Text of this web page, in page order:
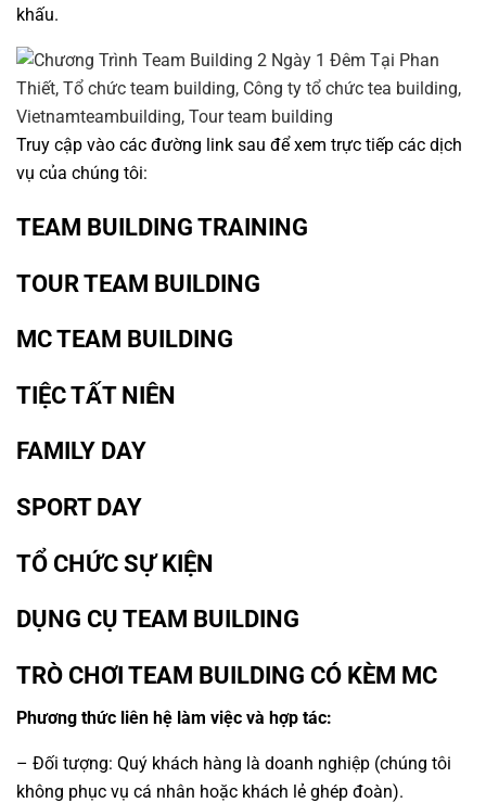
khấu.
Truy cập vào các đường link sau để xem trực tiếp các dịch
vụ của chúng tôi:
TEAM BUILDING TRAINING
TOUR TEAM BUILDING
MC TEAM BUILDING
TIỆC TẤT NIÊN
FAMILY DAY
SPORT DAY
TỔ CHỨC SỰ KIỆN
DỤNG CỤ TEAM BUILDING
TRÒ CHƠI TEAM BUILDING CÓ KÈM MC
Phương thức liên hệ làm việc và hợp tác:
– Đối tượng: Quý khách hàng là doanh nghiệp (chúng tôi
không phục vụ cá nhân hoặc khách lẻ ghép đoàn).